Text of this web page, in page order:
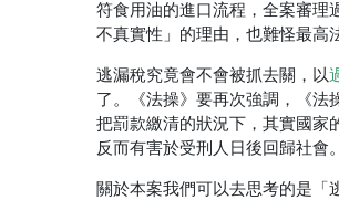
符食用油的進口流程，全案審理
不真實性」的理由，也難怪最高
逃漏稅究竟會不會被抓去關，以
了。《法操》要再次強調，《法
把罰款繳清的狀況下，其實國家
反而有害於受刑人日後回歸社會。
關於本案我們可以去思考的是「